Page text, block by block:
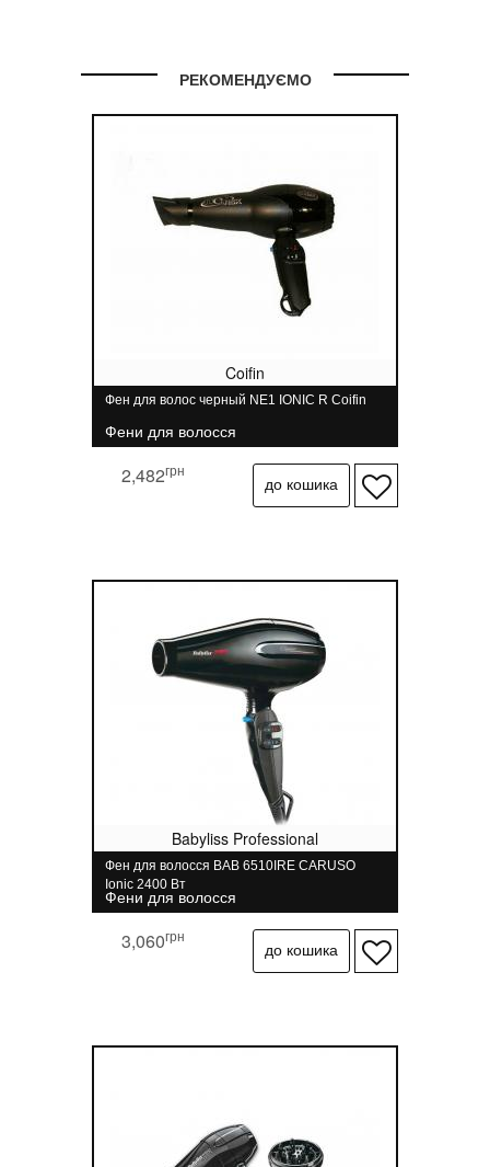
РЕКОМЕНДУЄМО
Coifin
Фен для волос черный NE1 IONIC R Coifin
Фени для волосся
2,482грн
Babyliss Professional
Фен для волосся BAB 6510IRE CARUSO
Ionic 2400 Вт
Фени для волосся
3,060грн